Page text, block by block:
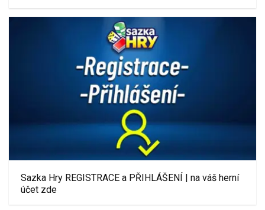
Sazka Hry REGISTRACE a PŘIHLÁŠENÍ | na váš herní
účet zde